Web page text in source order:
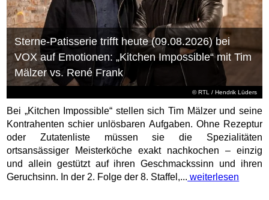
©RTL / Hendrik Lüders
Sterne-Patisserie trifft heute (09.08.2026) bei
VOX auf Emotionen: „Kitchen Impossible“ mit Tim
Mälzer vs. René Frank
Bei „Kitchen Impossible“ stellen sich Tim Mälzer und seine
Kontrahenten schier unlösbaren Aufgaben. Ohne Rezeptur
oder Zutatenliste müssen sie die Spezialitäten
ortsansässiger Meisterköche exakt nachkochen – einzig
und allein gestützt auf ihren Geschmackssinn und ihren
Geruchsinn. In der 2. Folge der 8. Staffel,... weiterlesen